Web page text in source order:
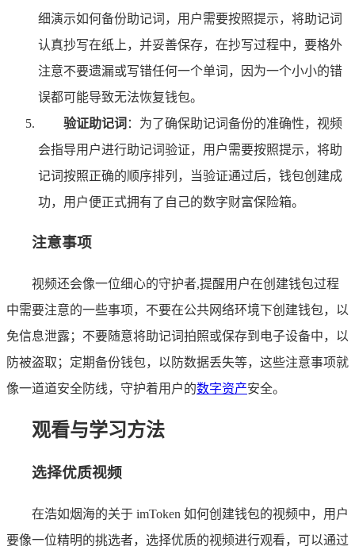
细演示如何备份助记词，用户需要按照提示，将助记词
认真抄写在纸上，并妥善保存，在抄写过程中，要格外
注意不要遗漏或写错任何一个单词，因为一个小小的错
误都可能导致无法恢复钱包。
验证助记词 ：为了确保助记词备份的准确性，视频
会指导用户进行助记词验证，用户需要按照提示，将助
记词按照正确的顺序排列，当验证通过后，钱包创建成
功，用户便正式拥有了自己的数字财富保险箱。
注意事项
视频还会像一位细心的守护者,提醒用户在创建钱包过程
中需要注意的一些事项，不要在公共网络环境下创建钱包，以
免信息泄露；不要随意将助记词拍照或保存到电子设备中，以
防被盗取；定期备份钱包，以防数据丢失等，这些注意事项就
像一道道安全防线，守护着用户的数字资产安全。
观看与学习方法
选择优质视频
在浩如烟海的关于 imToken 如何创建钱包的视频中，用户
要像一位精明的挑选者，选择优质的视频进行观看，可以通过